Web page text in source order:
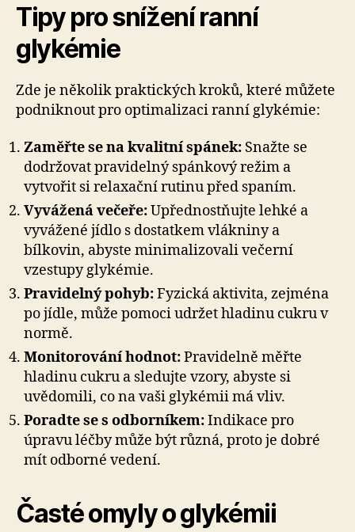
Tipy pro snížení ranní
glykémie
Zde je několik praktických kroků, které můžete
podniknout pro optimalizaci ranní glykémie:
Zaměřte se na kvalitní spánek: Snažte se
dodržovat pravidelný spánkový režim a
vytvořit si relaxační rutinu před spaním.
Vyvážená večeře:Upřednostňujte lehké a
vyvážené jídlo s dostatkem vlákniny a
bílkovin, abyste minimalizovali večerní
vzestupy glykémie.
Pravidelný pohyb:Fyzická aktivita, zejména
po jídle, může pomoci udržet hladinu cukru v
normě.
Monitorování hodnot:Pravidelně měřte
hladinu cukru a sledujte vzory, abyste si
uvědomili, co na vaši glykémii má vliv.
Poradte se s odborníkem:Indikace pro
úpravu léčby může být různá, proto je dobré
mít odborné vedení.
Časté omyly o glykémii